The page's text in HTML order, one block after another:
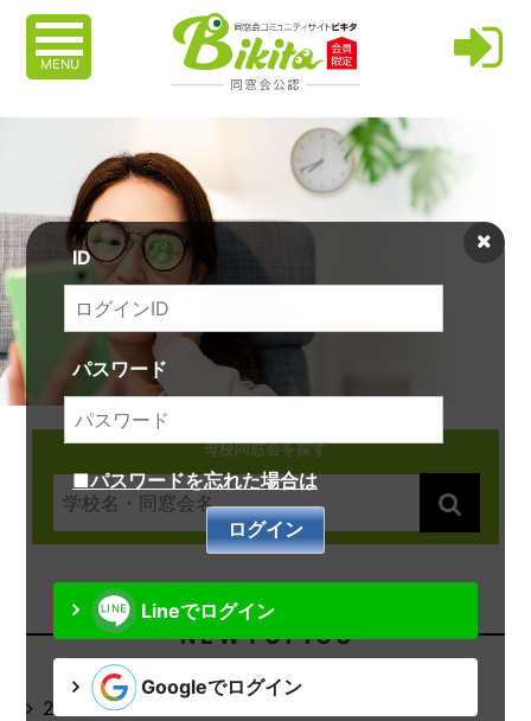
MENU
ID
パスワード
■パスワードを忘れた場合は
Lineでログイン
Googleでログイン
母校同窓会を探す
N E W T O P I C S
2026.08.07